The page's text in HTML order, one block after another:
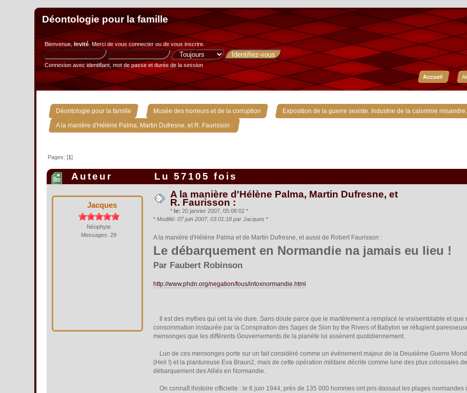
Déontologie pour la famille
Bienvenue,Invité. Merci devous connecterou devous inscrire.
Connexion avec identifiant, mot de passe et durée de la session
Accueil
Déontologie pour la famille » Musée des horreurs et de la corruption » Exposition de la guerre sexiste. Industrie de la calomnie misandre.
A la manière d'Hélène Palma, Martin Dufresne, et R. Faurisson :
Pages: [1]
Auteur Lu 57105 fois
Jacques
Néophyte
Messages: 29
A la manière d'Hélène Palma, Martin Dufresne, et
R. Faurisson :
* le: 20 janvier 2007, 05:08:02 *
*Modifié: 07 juin 2007, 03:01:18 par Jacques *
A la manière d'Hélène Palma et de Martin Dufresne, et aussi de Robert Faurisson :
Le débarquement en Normandie na jamais eu lieu !
Par Faubert Robinson
http://www.phdn.org/negation/fous/intoxnormandie.html
Il est des mythes qui ont la vie dure. Sans doute parce que le martèlement a remplacé le vraisemblable et
consommation instaurée par la Conspiration des Sages de Sion by the Rivers of Babylon se réfugient
mensonges que les différents Gouvernements de la planète lui assènent quotidiennement.
Lun de ces mensonges porte sur un fait considéré comme un événement majeur de la Deuxième Guerre
(Heil !) et la plantureuse Eva Braun2, mais de cette opération militaire décrite comme lune des plus colossales
débarquement des Alliés en Normandie.
On connaît lhistoire officielle : le 6 juin 1944, près de 135 000 hommes ont pris dassaut les plages